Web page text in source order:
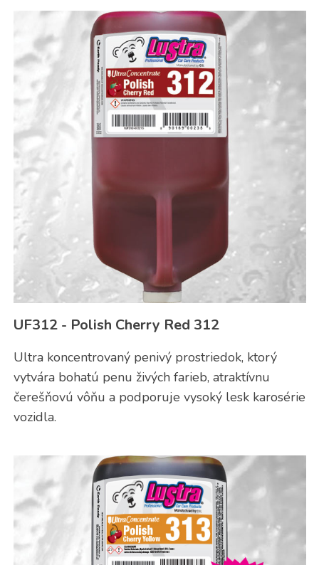
UF312 - Polish Cherry Red 312
Ultra koncentrovaný penivý prostriedok, ktorý
vytvára bohatú penu živých farieb, atraktívnu
čerešňovú vôňu a podporuje vysoký lesk karosérie
vozidla.